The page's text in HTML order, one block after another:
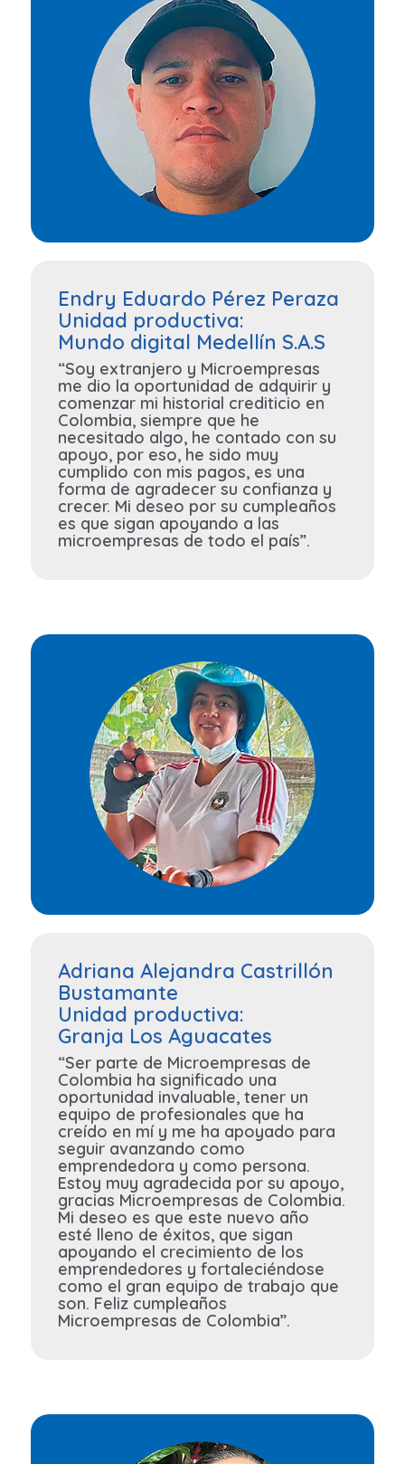
Endry Eduardo Pérez Peraza
Unidad productiva:
Mundo digital Medellín S.A.S
“Soy extranjero y Microempresas
me dio la oportunidad de adquirir y
comenzar mi historial crediticio en
Colombia, siempre que he
necesitado algo, he contado con su
apoyo, por eso, he sido muy
cumplido con mis pagos, es una
forma de agradecer su confianza y
crecer. Mi deseo por su cumpleaños
es que sigan apoyando a las
microempresas de todo el país”.
Adriana Alejandra Castrillón
Bustamante
Unidad productiva:
Granja Los Aguacates
“Ser parte de Microempresas de
Colombia ha significado una
oportunidad invaluable, tener un
equipo de profesionales que ha
creído en mí y me ha apoyado para
seguir avanzando como
emprendedora y como persona.
Estoy muy agradecida por su apoyo,
gracias Microempresas de Colombia.
Mi deseo es que este nuevo año
esté lleno de éxitos, que sigan
apoyando el crecimiento de los
emprendedores y fortaleciéndose
como el gran equipo de trabajo que
son. Feliz cumpleaños
Microempresas de Colombia”.